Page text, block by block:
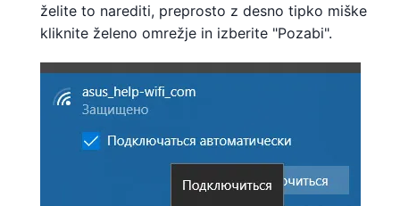
želite to narediti, preprosto z desno tipko miške
kliknite želeno omrežje in izberite "Pozabi".